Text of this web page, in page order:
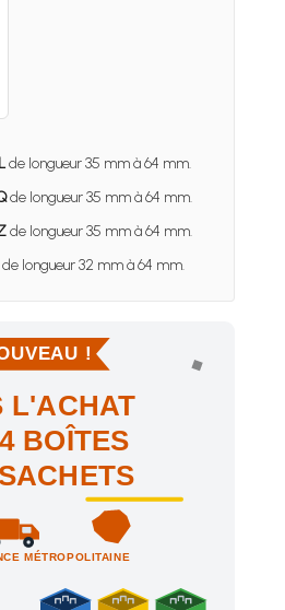
Lde longueur 35 mm à 64 mm.
de longueur 35 mm à 64 mm.
de longueur 35 mm à 64 mm.
longueur 32 mm à 64 mm.
!
L'ACHAT
BOÎTES
MÉTROPOLITAINE